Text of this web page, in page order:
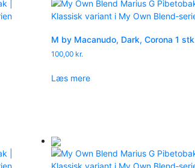
M by Macanudo, Dark, Corona 1 stk
100,00 kr.
Læs mere